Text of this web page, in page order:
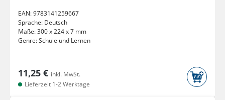
EAN:9783141259667
Sprache: Deutsch
Maße:300 x 224 x 7 mm
Genre:Schule und Lernen
11,25 € inkl. MwSt.
Lieferzeit 1-2 Werktage